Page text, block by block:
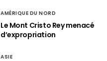
AMÉRIQUE DU NORD
Le Mont Cristo Rey menacé
d’expropriation
ASIE